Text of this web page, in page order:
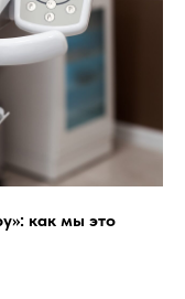
как мы это